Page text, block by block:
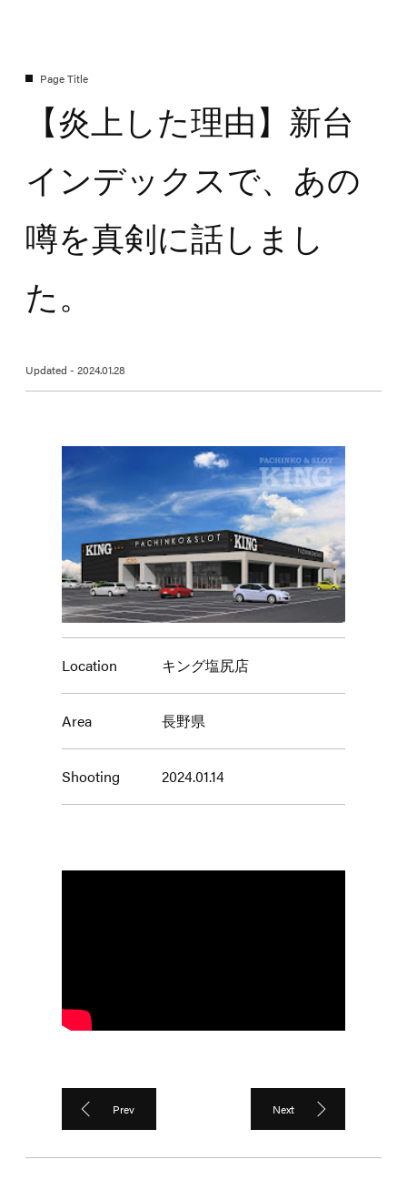
【炎上した理由】新台
インデックスで、あの
噂を真剣に話しまし
た。
Updated - 2024.01.28
Location キング塩尻店
Area 長野県
Shooting 2024.01.14
Prev Next